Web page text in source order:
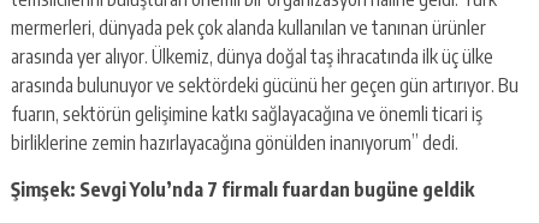
mermerleri, dünyada pek çok alanda kullanılan ve tanınan ürünler
arasında yer alıyor. Ülkemiz, dünya doğal taş ihracatında ilk üç ülke
arasında bulunuyor ve sektördeki gücünü her geçen gün artırıyor. Bu
fuarın, sektörün gelişimine katkı sağlayacağına ve önemli ticari iş
birliklerine zemin hazırlayacağına gönülden inanıyorum” dedi.
Şimşek: Sevgi Yolu’nda 7 firmalı fuardan bugüne geldik